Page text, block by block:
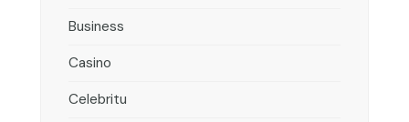
Business
Casino
Celebritu